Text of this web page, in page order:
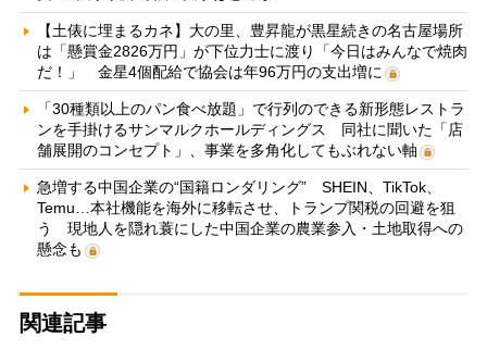
【土俵に埋まるカネ】大の里、豊昇龍が黒星続きの名古屋場所
は「懸賞金2826万円」が下位力士に渡り「今日はみんなで焼肉
だ！」 金星4個配給で協会は年96万円の支出増に
「30種類以上のパン食べ放題」で行列のできる新形態レストラ
ンを手掛けるサンマルクホールディングス 同社に聞いた「店
舗展開のコンセプト」、事業を多角化してもぶれない軸
急増する中国企業の“国籍ロンダリング” SHEIN、TikTok、
Temu…本社機能を海外に移転させ、トランプ関税の回避を狙
う 現地人を隠れ蓑にした中国企業の農業参入・土地取得への
懸念も
関連記事